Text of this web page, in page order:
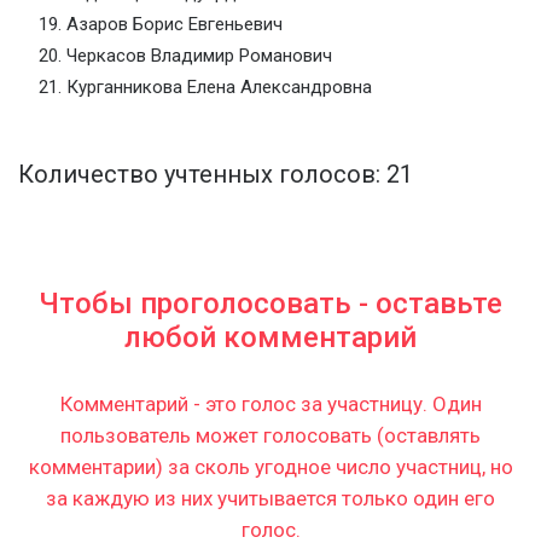
Азаров Борис Евгеньевич
Черкасов Владимир Романович
Курганникова Елена Александровна
Количество учтенных голосов: 21
Чтобы проголосовать - оставьте
любой комментарий
Комментарий - это голос за участницу. Один
пользователь может голосовать (оставлять
комментарии) за сколь угодное число участниц, но
за каждую из них учитывается только один его
голос.